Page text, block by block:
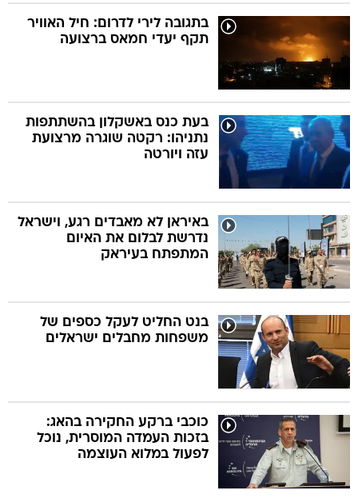
בתגובה לירי לדרום: חיל האוויר
תקף יעדי חמאס ברצועה
בעת כנס באשקלון בהשתתפות
נתניהו: רקטה שוגרה מרצועת
עזה ויורטה
באיראן לא מאבדים רגע, וישראל
נדרשת לבלום את האיום
המתפתח בעיראק
בנט החליט לעקל כספים של
משפחות מחבלים ישראלים
כוכבי ברקע החקירה בהאג:
בזכות העמדה המוסרית, נוכל
לפעול במלוא העוצמה